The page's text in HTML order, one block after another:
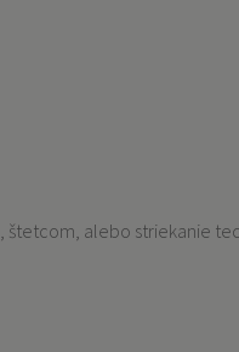
, štetcom, alebo striekanie